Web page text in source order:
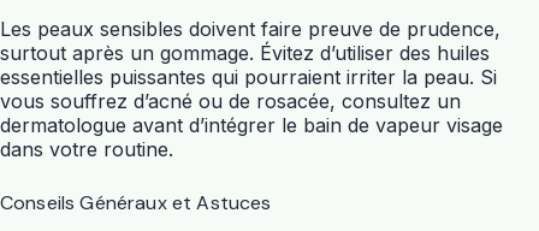
Les peaux sensibles doivent faire preuve de prudence,
surtout après un gommage. Évitez d’utiliser des huiles
essentielles puissantes qui pourraient irriter la peau. Si
vous souffrez d’acné ou de rosacée, consultez un
dermatologue avant d’intégrer le bain de vapeur visage
dans votre routine.
Conseils Généraux et Astuces